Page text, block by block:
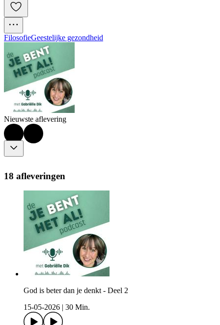
FilosofieGeestelijke gezondheid
Nieuwste aflevering
18 afleveringen
God is beter dan je denkt - Deel 2
15-05-2026
30 Min.